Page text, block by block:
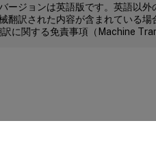
ージョンは英語版です。英語以
翻訳された内容が含まれている場
訳に関する免責事項（Machine